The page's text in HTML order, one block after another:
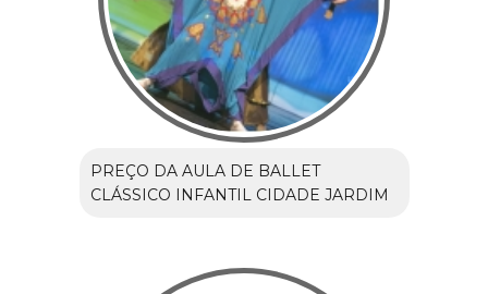
PREÇO DA AULA DE BALLET
CLÁSSICO INFANTIL CIDADE JARDIM